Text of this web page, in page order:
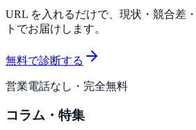
URL を入れるだけで、現状・競合差
トでお届けします。
無料で診断する
営業電話なし・完全無料
コラム・特集